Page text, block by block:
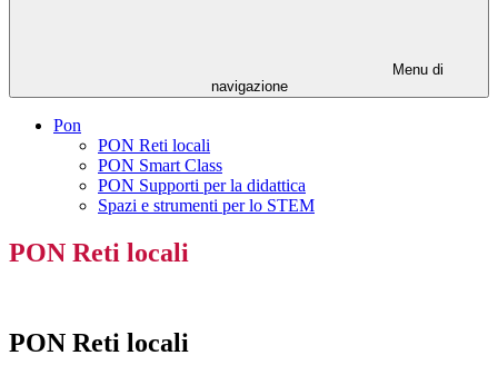
Menu di
navigazione
Pon
PON Reti locali
PON Smart Class
PON Supporti per la didattica
Spazi e strumenti per lo STEM
PON Reti locali
PON Reti locali